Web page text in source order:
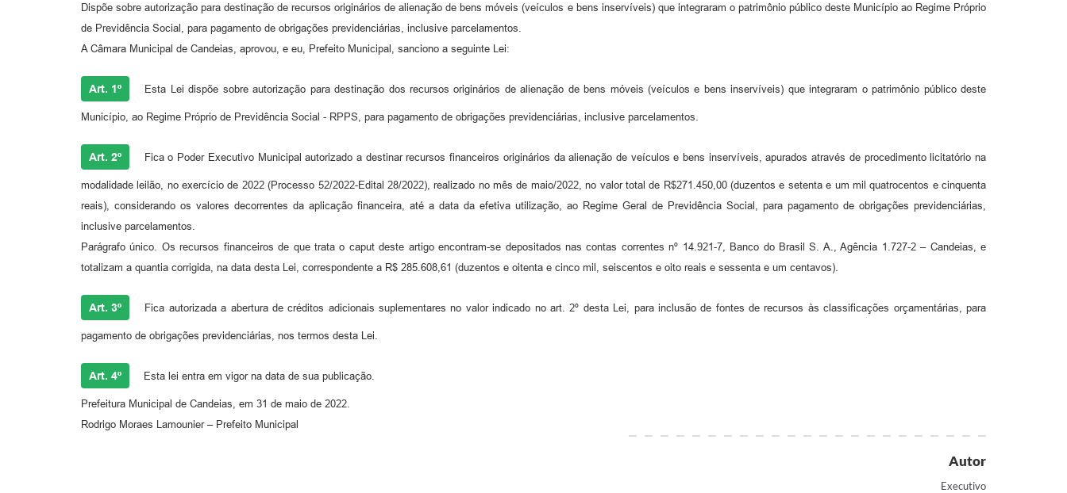
Dispõe sobre autorização para destinação de recursos originários de alienação de bens móveis (veículos e bens inservíveis) que integraram o patrimônio público deste Município ao Regime Próprio
de Previdência Social, para pagamento de obrigações previdenciárias, inclusive parcelamentos.
A Câmara Municipal de Candeias, aprovou, e eu, Prefeito Municipal, sanciono a seguinte Lei:
Art. 1º Esta Lei dispõe sobre autorização para destinação dos recursos originários de alienação de bens móveis (veículos e bens inservíveis) que integraram o patrimônio público deste
Município, ao Regime Próprio de Previdência Social - RPPS, para pagamento de obrigações previdenciárias, inclusive parcelamentos.
Art. 2º Fica o Poder Executivo Municipal autorizado a destinar recursos financeiros originários da alienação de veículos e bens inservíveis, apurados através de procedimento licitatório na
modalidade leilão, no exercício de 2022 (Processo 52/2022-Edital 28/2022), realizado no mês de maio/2022, no valor total de R$271.450,00 (duzentos e setenta e um mil quatrocentos e cinquenta
reais), considerando os valores decorrentes da aplicação financeira, até a data da efetiva utilização, ao Regime Geral de Previdência Social, para pagamento de obrigações previdenciárias,
inclusive parcelamentos.
Parágrafo único. Os recursos financeiros de que trata o caput deste artigo encontram-se depositados nas contas correntes nº 14.921-7, Banco do Brasil S. A., Agência 1.727-2 – Candeias, e
totalizam a quantia corrigida, na data desta Lei, correspondente a R$ 285.608,61 (duzentos e oitenta e cinco mil, seiscentos e oito reais e sessenta e um centavos).
Art. 3º Fica autorizada a abertura de créditos adicionais suplementares no valor indicado no art. 2º desta Lei, para inclusão de fontes de recursos às classificações orçamentárias, para
pagamento de obrigações previdenciárias, nos termos desta Lei.
Art. 4º Esta lei entra em vigor na data de sua publicação.
Prefeitura Municipal de Candeias, em 31 de maio de 2022.
Rodrigo Moraes Lamounier – Prefeito Municipal
Autor
Executivo